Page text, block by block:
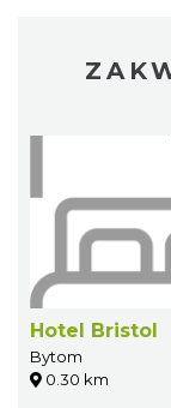
Hotel Bristol
Bytom
0.30 km